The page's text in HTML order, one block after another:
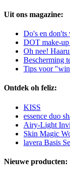
Uit ons magazine:
Do's en don'ts
DOT make-up
Oh nee!
Bescherming
Tips voor
Ontdek oh feliz:
KISS
essence duo
Airy-Light
Skin Magic
lavera Basis
Nieuwe producten: